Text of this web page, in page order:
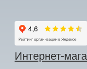
Интернет-